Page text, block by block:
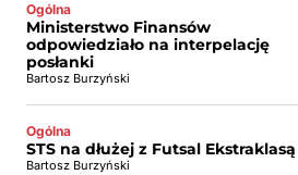
Ogólna
Ministerstwo Finansów
odpowiedziało na interpelację
posłanki
Bartosz Burzyński
Ogólna
STS na dłużej z Futsal Ekstraklasą
Bartosz Burzyński